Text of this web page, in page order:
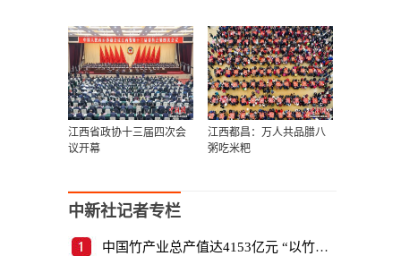
江西省政协十三届四次会
议开幕
江西都昌：万人共品腊八
粥吃米粑
中新社记者专栏
中国竹产业总产值达4153亿元 “以竹代塑”倡